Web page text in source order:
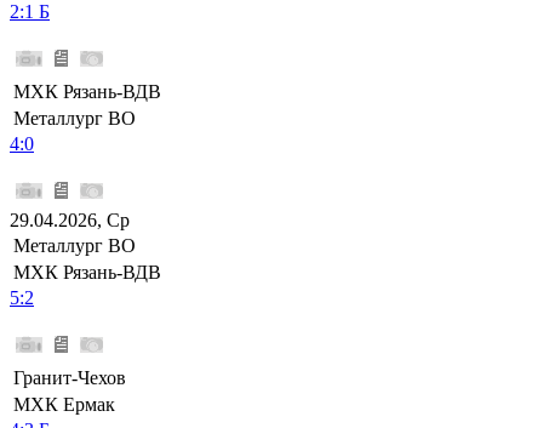
2:1 Б
МХК Рязань-ВДВ
Металлург ВО
4:0
29.04.2026, Ср
Металлург ВО
МХК Рязань-ВДВ
5:2
Гранит-Чехов
МХК Ермак